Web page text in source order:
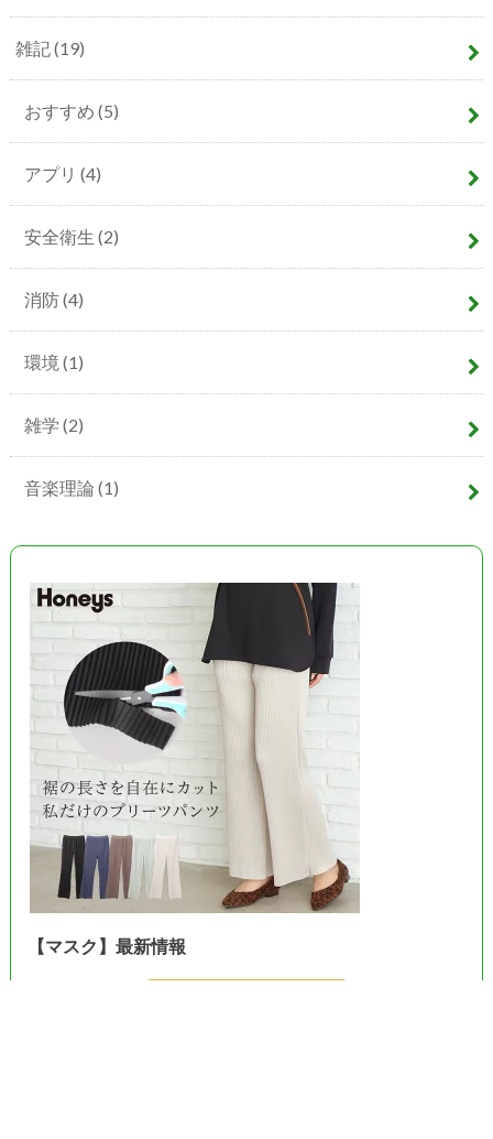
雑記(19)
おすすめ (5)
アプリ (4)
安全衛生 (2)
消防(4)
環境 (1)
雑学 (2)
音楽理論 (1)
【マスク】最新情報